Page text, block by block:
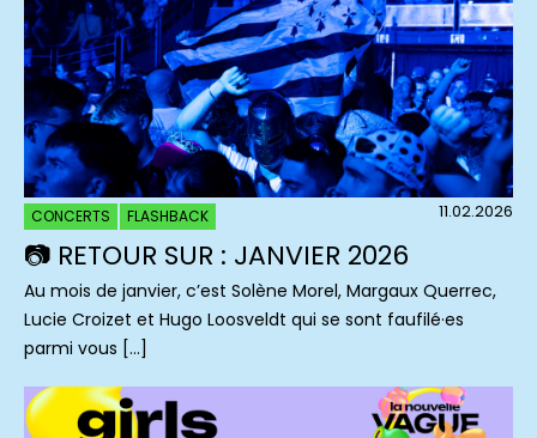
CONCERTS FLASHBACK 11.02.2026
📷 RETOUR SUR : JANVIER 2026
Au mois de janvier, c’est Solène Morel, Margaux Querrec,
Lucie Croizet et Hugo Loosveldt qui se sont faufilé·es
parmi vous […]